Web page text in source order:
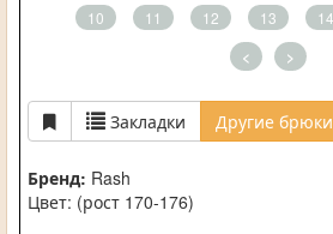
10
11 12 13 14
< >
Закладки Другие брюки
Бренд: Rash
Цвет: (рост 170-176)